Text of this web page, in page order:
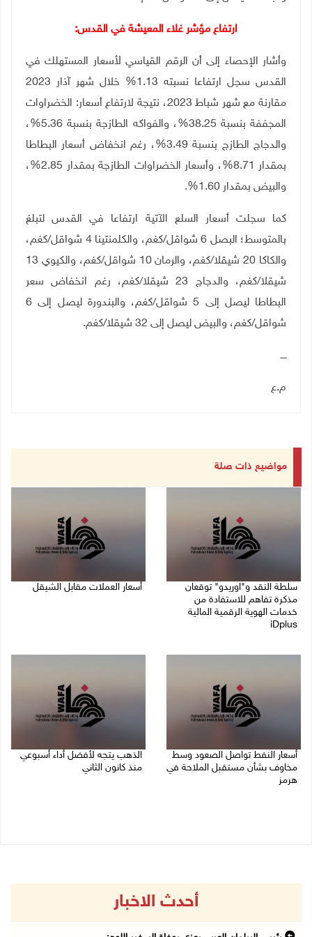
ارتفاع مؤشر غلاء المعيشة في القدس:
وأشار الإحصاء إلى أن الرقم القياسي لأسعار المستهلك في
القدس سجل ارتفاعا نسبته 1.13% خلال شهر آذار 2023
مقارنة مع شهر شباط 2023، نتيجة لارتفاع أسعار: الخضراوات
المجففة بنسبة 38.25%، والفواكه الطازجة بنسبة 5.36%،
والدجاج الطازج بنسبة 3.49%، رغم انخفاض أسعار البطاطا
بمقدار 8.71%، وأسعار الخضراوات الطازجة بمقدار 2.85%،
والبيض بمقدار 1.60%.
كما سجلت أسعار السلع الآتية ارتفاعا في القدس لتبلغ
بالمتوسط؛ البصل 6 شواقل/كغم، والكلمنتينا 4 شواقل/كغم،
والكاكا 20 شيقلا/كغم، والرمان 10 شواقل/كغم، والكيوي 13
شيقلا/كغم، والدجاج 23 شيقلا/كغم، رغم انخفاض سعر
البطاطا ليصل إلى 5 شواقل/كغم، والبندورة ليصل إلى 6
شواقل/كغم، والبيض ليصل إلى 32 شيقلا/كغم.
ــــ
م.ع
مواضيع ذات صلة
سلطة النقد و"اوريدو" توقعان
مذكرة تفاهم للاستفادة من
خدمات الهوية الرقمية المالية
iDplus
أسعار العملات مقابل الشيقل
أسعار النفط تواصل الصعود وسط
مخاوف بشأن مستقبل الملاحة في
هرمز
الذهب يتجه لأفضل أداء أسبوعي
منذ كانون الثاني
أحدث الاخبار